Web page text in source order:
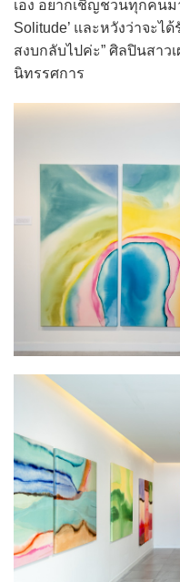
เอง อยากเชิญชวนทุกคนม
Solitude’ และหวังว่าจะ
สงบกลับไปค่ะ” ศิลปินสาว
นิทรรศการ